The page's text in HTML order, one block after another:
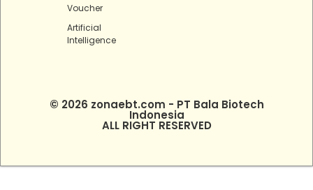
Voucher
Artificial
Intelligence
© 2026 zonaebt.com - PT Bala Biotech
Indonesia
ALL RIGHT RESERVED